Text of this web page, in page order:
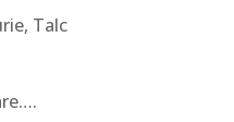
Talc